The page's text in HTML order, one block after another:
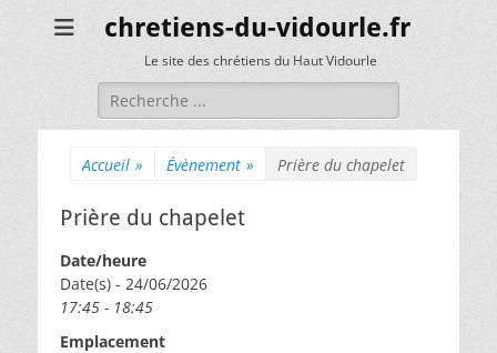
chretiens-du-vidourle.fr
Le site des chrétiens du Haut Vidourle
Rechercher :
Accueil » Évènement » Prière du chapelet
Prière du chapelet
Date/heure
Date(s) - 24/06/2026
17:45 - 18:45
Emplacement